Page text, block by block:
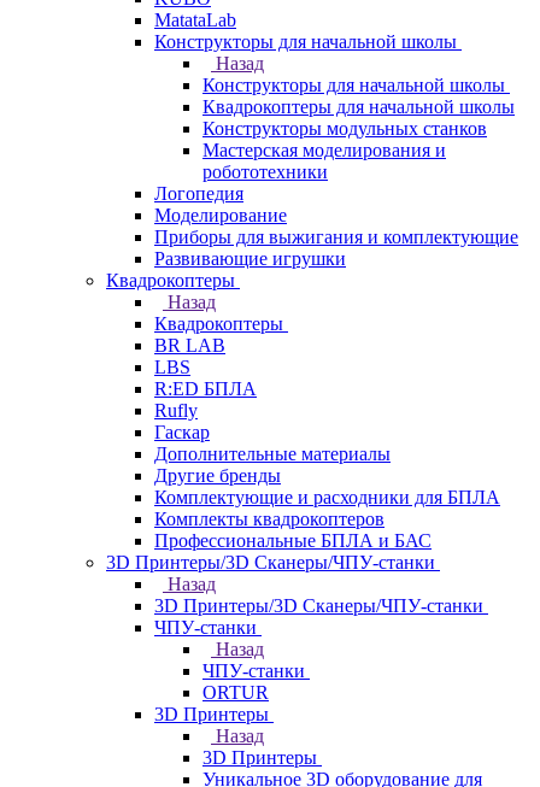
MatataLab
Конструкторы для начальной школы
Назад
Конструкторы для начальной школы
Квадрокоптеры для начальной школы
Конструкторы модульных станков
Мастерская моделирования и
робототехники
Логопедия
Моделирование
Приборы для выжигания и комплектующие
Развивающие игрушки
Квадрокоптеры
Назад
Квадрокоптеры
BR LAB
LBS
R:ED БПЛА
Rufly
Гаскар
Дополнительные материалы
Другие бренды
Комплектующие и расходники для БПЛА
Комплекты квадрокоптеров
Профессиональные БПЛА и БАС
3D Принтеры/3D Сканеры/ЧПУ-станки
Назад
3D Принтеры/3D Сканеры/ЧПУ-станки
ЧПУ-станки
Назад
ЧПУ-станки
ORTUR
3D Принтеры
Назад
3D Принтеры
Уникальное 3D оборудование для